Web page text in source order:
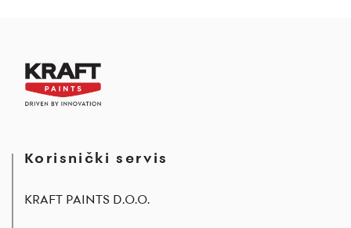
Korisnički servis
KRAFT PAINTS D.O.O.